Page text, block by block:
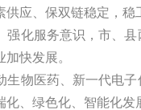
应、保双链稳定，稳
强化服务意识，市、
快发展。
生物医药、新一代电
、绿色化、智能化发